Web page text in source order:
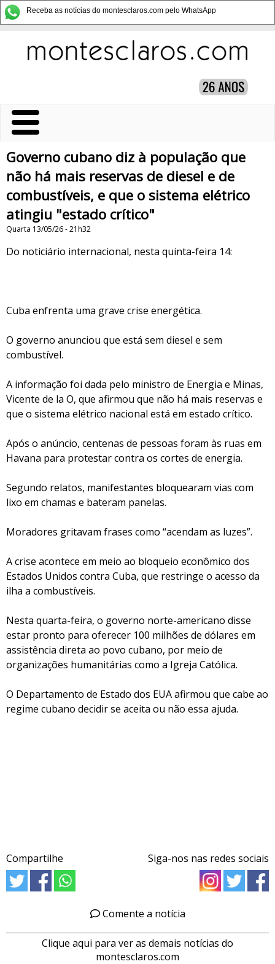
Receba as notícias do montesclaros.com pelo WhatsApp
Governo cubano diz à população que
não há mais reservas de diesel e de
combustíveis, e que o sistema elétrico
atingiu "estado crítico"
Quarta 13/05/26 - 21h32
Do noticiário internacional, nesta quinta-feira 14:
Cuba enfrenta uma grave crise energética.
O governo anunciou que está sem diesel e sem
combustível.
A informação foi dada pelo ministro de Energia e Minas,
Vicente de la O, que afirmou que não há mais reservas e
que o sistema elétrico nacional está em estado crítico.
Após o anúncio, centenas de pessoas foram às ruas em
Havana para protestar contra os cortes de energia.
Segundo relatos, manifestantes bloquearam vias com
lixo em chamas e bateram panelas.
Moradores gritavam frases como “acendam as luzes”.
A crise acontece em meio ao bloqueio econômico dos
Estados Unidos contra Cuba, que restringe o acesso da
ilha a combustíveis.
Nesta quarta-feira, o governo norte-americano disse
estar pronto para oferecer 100 milhões de dólares em
assistência direta ao povo cubano, por meio de
organizações humanitárias como a Igreja Católica.
O Departamento de Estado dos EUA afirmou que cabe ao
regime cubano decidir se aceita ou não essa ajuda.
Compartilhe Siga-nos nas redes sociais
Comente a notícia
Clique aqui para ver as demais notícias do
montesclaros.com